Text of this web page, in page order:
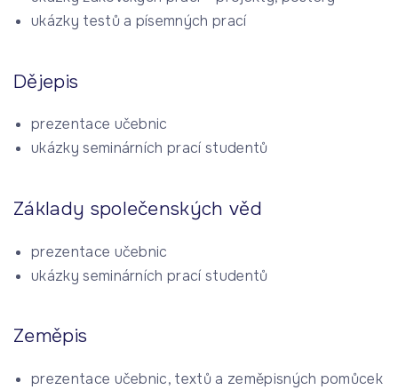
ukázky testů a písemných prací
Dějepis
prezentace učebnic
ukázky seminárních prací studentů
Základy společenských věd
prezentace učebnic
ukázky seminárních prací studentů
Zeměpis
prezentace učebnic, textů a zeměpisných pomůcek